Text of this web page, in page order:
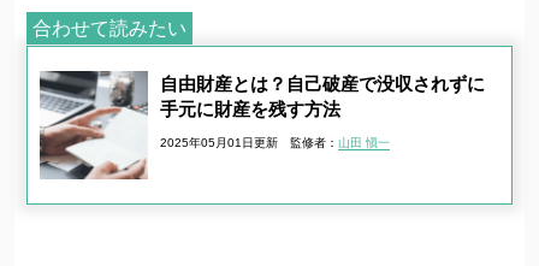
合わせて読みたい
自由財産とは？自己破産で没収されずに
手元に財産を残す方法
2025年05月01日更新 監修者： 山田 愼一